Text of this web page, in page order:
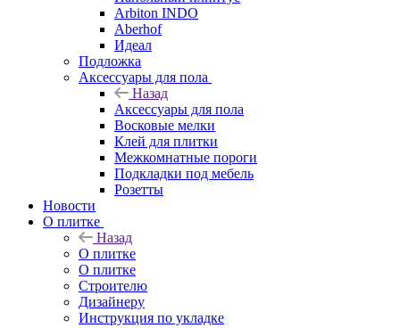
Arbiton INDO
Aberhof
Идеал
Подложка
Аксессуары для пола
Назад
Аксессуары для пола
Восковые мелки
Клей для плитки
Межкомнатные пороги
Подкладки под мебель
Розетты
Новости
О плитке
Назад
О плитке
О плитке
Строителю
Дизайнеру
Инструкция по укладке